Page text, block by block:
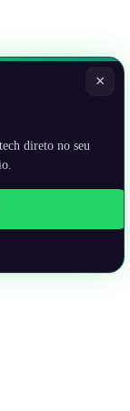
×
direto no seu